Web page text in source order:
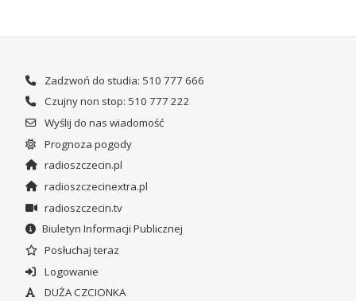
Zadzwoń do studia: 510 777 666
Czujny non stop: 510 777 222
Wyślij do nas wiadomość
Prognoza pogody
radioszczecin.pl
radioszczecinextra.pl
radioszczecin.tv
Biuletyn Informacji Publicznej
Posłuchaj teraz
Logowanie
DUŻA CZCIONKA